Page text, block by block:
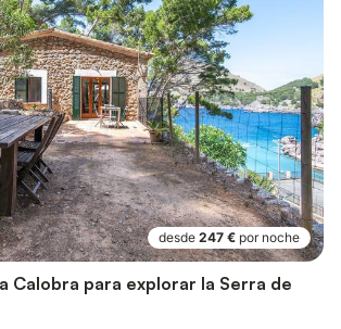
desde 247 € por noche
Calobra para explorar la Serra de